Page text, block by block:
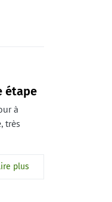
étape
à
très
plus